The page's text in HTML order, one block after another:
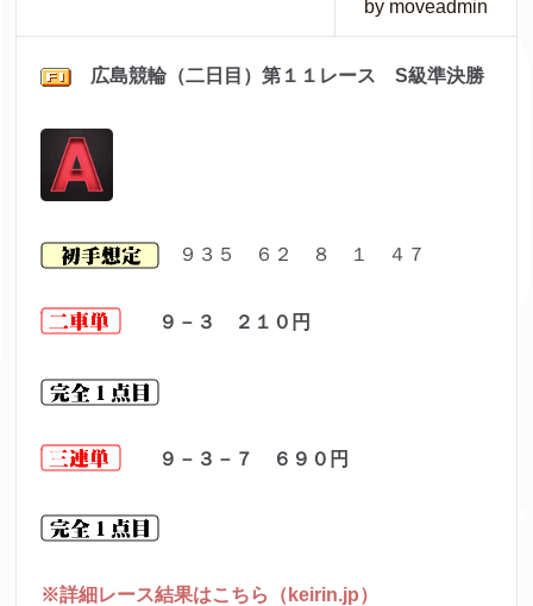
by moveadmin
広島競輪（二日目）第１１レース S級準決勝
９３５ ６２ ８ １ ４７
９－３ ２１０ 円
９－３－７ ６９０ 円
※詳細レース結果はこちら（keirin.jp）